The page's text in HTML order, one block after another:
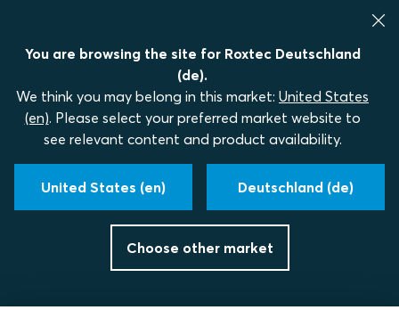
You are browsing the site for Roxtec Deutschland
(de).
We think you may belong in this market: United States
(en). Please select your preferred market website to
see relevant content and product availability.
United States (en) Deutschland (de)
Choose other market